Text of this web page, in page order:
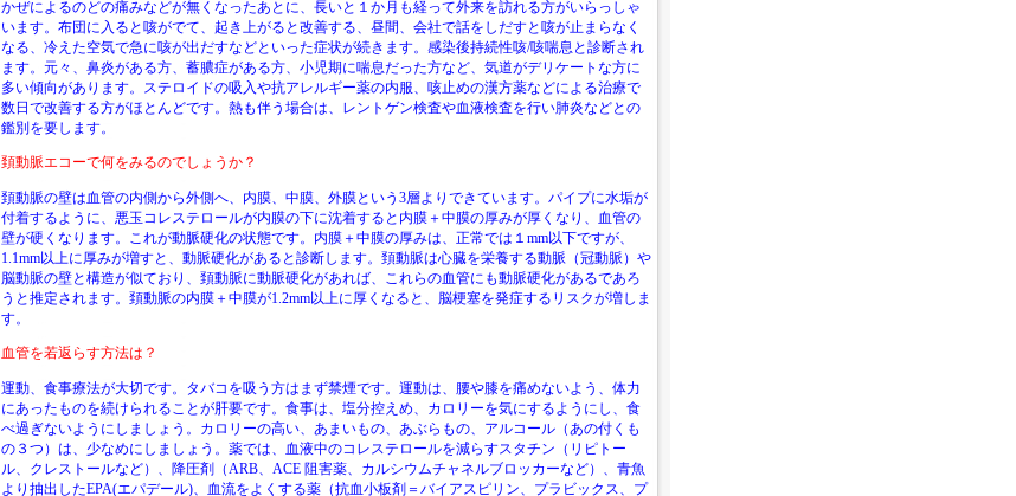
かぜによるのどの痛みなどが無くなったあとに、長いと１か月も経って外来を訪れる方がいらっしゃ
います。布団に入ると咳がでて、起き上がると改善する、昼間、会社で話をしだすと咳が止まらなく
なる、冷えた空気で急に咳が出だすなどといった症状が続きます。感染後持続性咳/咳喘息と診断され
ます。元々、鼻炎がある方、蓄膿症がある方、小児期に喘息だった方など、気道がデリケートな方に
多い傾向があります。ステロイドの吸入や抗アレルギー薬の内服、咳止めの漢方薬などによる治療で
数日で改善する方がほとんどです。熱も伴う場合は、レントゲン検査や血液検査を行い肺炎などとの
鑑別を要します。
頚動脈エコーで何をみるのでしょうか？
頚動脈の壁は血管の内側から外側へ、内膜、中膜、外膜という3層よりできています。パイプに水垢が
付着するように、悪玉コレステロールが内膜の下に沈着すると内膜＋中膜の厚みが厚くなり、血管の
壁が硬くなります。これが動脈硬化の状態です。内膜＋中膜の厚みは、正常では１mm以下ですが、
1.1mm以上に厚みが増すと、動脈硬化があると診断します。頚動脈は心臓を栄養する動脈（冠動脈）や
脳動脈の壁と構造が似ており、頚動脈に動脈硬化があれば、これらの血管にも動脈硬化があるであろ
うと推定されます。頚動脈の内膜＋中膜が1.2mm以上に厚くなると、脳梗塞を発症するリスクが増しま
す。
血管を若返らす方法は？
運動、食事療法が大切です。タバコを吸う方はまず禁煙です。運動は、腰や膝を痛めないよう、体力
にあったものを続けられることが肝要です。食事は、塩分控えめ、カロリーを気にするようにし、食
べ過ぎないようにしましょう。カロリーの高い、あまいもの、あぶらもの、アルコール（あの付くも
の３つ）は、少なめにしましょう。薬では、血液中のコレステロールを減らすスタチン（リピトー
ル、クレストールなど）、降圧剤（ARB、ACE 阻害薬、カルシウムチャネルブロッカーなど）、青魚
より抽出したEPA(エパデール)、血流をよくする薬（抗血小板剤＝バイアスピリン、プラビックス、プ